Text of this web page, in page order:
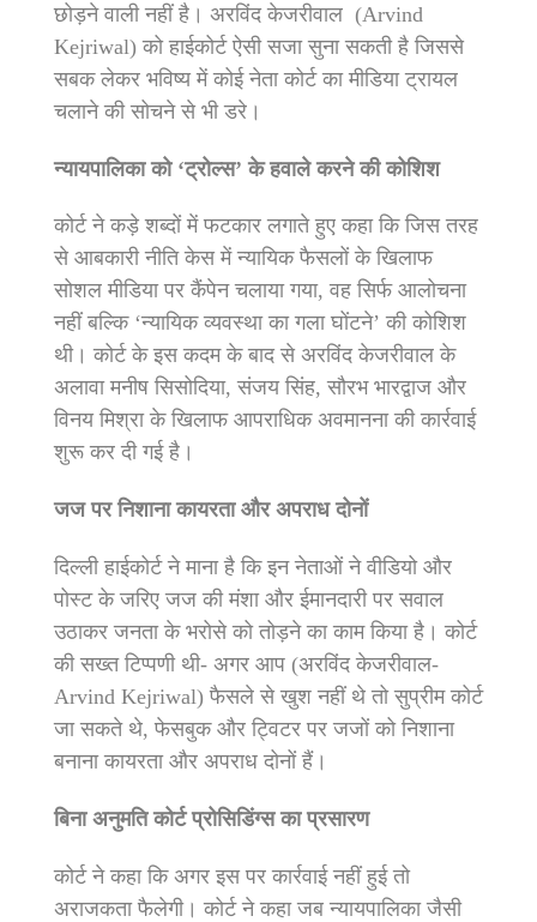
छोड़ने वाली नहीं है। अरविंद केजरीवाल (Arvind
Kejriwal) को हाईकोर्ट ऐसी सजा सुना सकती है जिससे
सबक लेकर भविष्य में कोई नेता कोर्ट का मीडिया ट्रायल
चलाने की सोचने से भी डरे।
न्यायपालिका को ‘ट्रोल्स’ के हवाले करने की कोशिश
कोर्ट ने कड़े शब्दों में फटकार लगाते हुए कहा कि जिस तरह
से आबकारी नीति केस में न्यायिक फैसलों के खिलाफ
सोशल मीडिया पर कैंपेन चलाया गया, वह सिर्फ आलोचना
नहीं बल्कि ‘न्यायिक व्यवस्था का गला घोंटने’ की कोशिश
थी। कोर्ट के इस कदम के बाद से अरविंद केजरीवाल के
अलावा मनीष सिसोदिया, संजय सिंह, सौरभ भारद्वाज और
विनय मिश्रा के खिलाफ आपराधिक अवमानना की कार्रवाई
शुरू कर दी गई है।
जज पर निशाना कायरता और अपराध दोनों
दिल्ली हाईकोर्ट ने माना है कि इन नेताओं ने वीडियो और
पोस्ट के जरिए जज की मंशा और ईमानदारी पर सवाल
उठाकर जनता के भरोसे को तोड़ने का काम किया है। कोर्ट
की सख्त टिप्पणी थी- अगर आप (अरविंद केजरीवाल-
Arvind Kejriwal) फैसले से खुश नहीं थे तो सुप्रीम कोर्ट
जा सकते थे, फेसबुक और ट्विटर पर जजों को निशाना
बनाना कायरता और अपराध दोनों हैं।
बिना अनुमति कोर्ट प्रोसिडिंग्स का प्रसारण
कोर्ट ने कहा कि अगर इस पर कार्रवाई नहीं हुई तो
अराजकता फैलेगी। कोर्ट ने कहा जब न्यायपालिका जैसी